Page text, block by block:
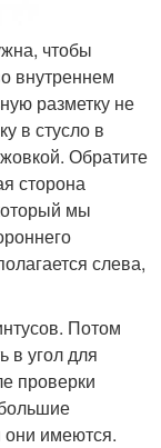
чтобы
внутреннем
разметку не
в стусло в
Обратите
сторона
мы
слева,
Потом
в угол для
проверки
они имеются.